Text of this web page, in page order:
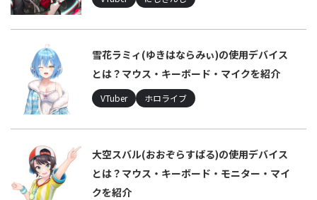
雪花ラミィ(ゆきはならみぃ)の使用デバイス
とは？マウス・キーボード・マイクを紹介
VTuber ホロライブ
大空スバル(おおぞらすばる)の使用デバイス
とは？マウス・キーボード・モニター・マイ
クを紹介